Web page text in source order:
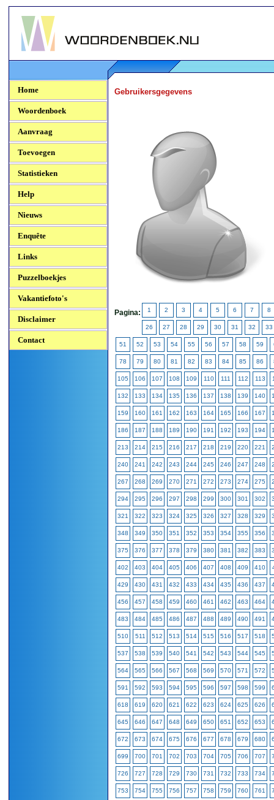
Woordenboek.NU
Home
Woordenboek
Aanvraag
Toevoegen
Statistieken
Help
Nieuws
Enquête
Links
Puzzelboekjes
Vakantiefoto's
Disclaimer
Contact
Gebruikersgegevens
Pagina: 1 2 3 4 5 6 7 8
26 27 28 29 30 31 32 33
51 52 53 54 55 56 57 58 59
78 79 80 81 82 83 84 85 86
105 106 107 108 109 110 111 112 113
132 133 134 135 136 137 138 139 140
159 160 161 162 163 164 165 166 167
186 187 188 189 190 191 192 193 194
213 214 215 216 217 218 219 220 221
240 241 242 243 244 245 246 247 248
267 268 269 270 271 272 273 274 275
294 295 296 297 298 299 300 301 302
321 322 323 324 325 326 327 328 329
348 349 350 351 352 353 354 355 356
375 376 377 378 379 380 381 382 383
402 403 404 405 406 407 408 409 410
429 430 431 432 433 434 435 436 437
456 457 458 459 460 461 462 463 464
483 484 485 486 487 488 489 490 491
510 511 512 513 514 515 516 517 518
537 538 539 540 541 542 543 544 545
564 565 566 567 568 569 570 571 572
591 592 593 594 595 596 597 598 599
618 619 620 621 622 623 624 625 626
645 646 647 648 649 650 651 652 653
672 673 674 675 676 677 678 679 680
699 700 701 702 703 704 705 706 707
726 727 728 729 730 731 732 733 734
753 754 755 756 757 758 759 760 761